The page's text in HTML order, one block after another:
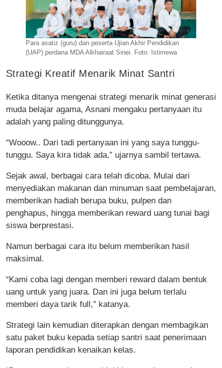
Para asatiz (guru) dan peserta Ujian Akhir Pendidikan
(UAP) perdana MDA Alkhairaat Sinei. Foto: Istimewa
Strategi Kreatif Menarik Minat Santri
Ketika ditanya mengenai strategi menarik minat generasi
muda belajar agama, Asnani mengaku pertanyaan itu
adalah yang paling ditunggunya.
“Wooow.. Dari tadi pertanyaan ini yang saya tunggu-
tunggu. Saya kira tidak ada,” ujarnya sambil tertawa.
Sejak awal, berbagai cara telah dicoba. Mulai dari
menyediakan makanan dan minuman saat pembelajaran,
memberikan hadiah berupa buku, pulpen dan
penghapus, hingga memberikan reward uang tunai bagi
siswa berprestasi.
Namun berbagai cara itu belum memberikan hasil
maksimal.
“Kami coba lagi dengan memberi reward dalam bentuk
uang untuk yang juara. Dan ini juga belum terlalu
memberi daya tarik full,” katanya.
Strategi lain kemudian diterapkan dengan membagikan
satu paket buku kepada setiap santri saat penerimaan
laporan pendidikan kenaikan kelas.